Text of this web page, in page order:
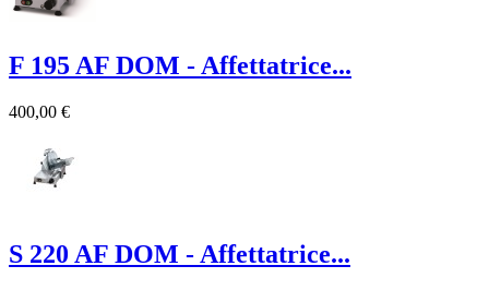
F 195 AF DOM - Affettatrice...
400,00 €
S 220 AF DOM - Affettatrice...